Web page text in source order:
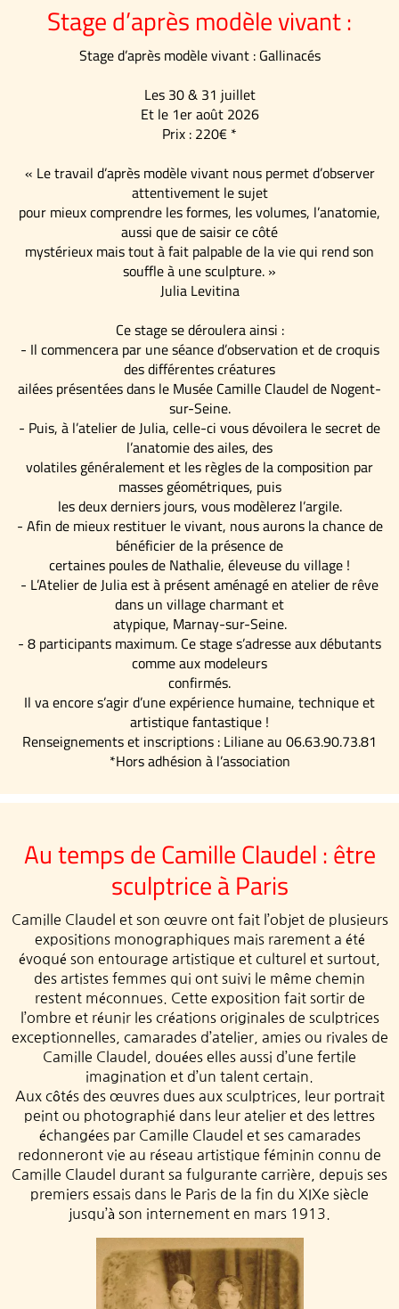
Stage d’après modèle vivant :
Stage d’après modèlevivant : Gallinacés
Les 30 & 31 juillet
Et le 1er août 2026
Prix : 220€ *
« Le travail d’après modèle vivant nous permet d’observer
attentivement le sujet
pour mieux comprendre les formes, les volumes, l’anatomie,
aussi que de saisir ce côté
mystérieux mais tout à fait palpable de la vie qui rend son
souffle à une sculpture. »
Julia Levitina
Ce stage se déroulera ainsi :
- Il commencera par une séance d’observation et de croquis
des différentes créatures
ailées présentées dans le Musée Camille Claudel de Nogent-
sur-Seine.
- Puis, à l’atelier de Julia, celle-ci vous dévoilera le secret de
l’anatomie des ailes, des
volatiles généralement et les règles de la composition par
masses géométriques, puis
les deux derniers jours, vous modèlerez l’argile.
- Afin de mieux restituer le vivant, nous aurons la chance de
bénéficier de la présence de
certaines poules de Nathalie, éleveuse du village !
- L’Atelier de Julia est à présent aménagé en atelier de rêve
dans un village charmant et
atypique, Marnay-sur-Seine.
- 8 participants maximum. Ce stage s’adresse aux débutants
comme aux modeleurs
confirmés.
Il va encore s’agir d’une expérience humaine, technique et
artistique fantastique !
Renseignements et inscriptions : Liliane au 06.63.90.73.81
*Hors adhésion à l’association
Au temps de Camille Claudel : être
sculptrice à Paris
Camille Claudel et son œuvre ont fait l’objet de plusieurs
expositions monographiques mais rarement a été
évoqué son entourage artistique et culturel et surtout,
des artistes femmes qui ont suivi le même chemin
restent méconnues. Cette exposition fait sortir de
l’ombre et réunir les créations originales de sculptrices
exceptionnelles, camarades d’atelier, amies ou rivales de
Camille Claudel, douées elles aussi d’une fertile
imagination et d’un talent certain.
Aux côtés des œuvres dues aux sculptrices, leur portrait
peint ou photographié dans leur atelier et des lettres
échangées par Camille Claudel et ses camarades
redonneront vie au réseau artistique féminin connu de
Camille Claudel durant sa fulgurante carrière, depuis ses
premiers essais dans le Paris de la fin du XIXe siècle
jusqu’à son internement en mars 1913.